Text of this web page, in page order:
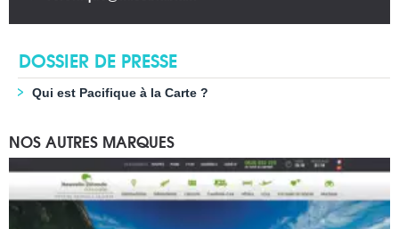
DOSSIER DE PRESSE
Qui est Pacifique à la Carte ?
NOS AUTRES MARQUES